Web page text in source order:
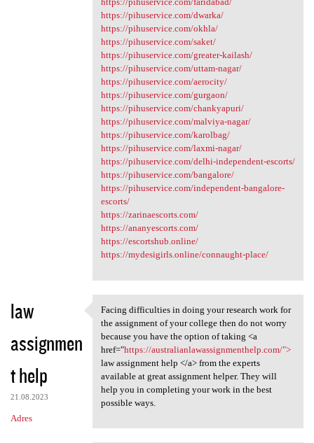
https://pihuservice.com/dwarka/
https://pihuservice.com/okhla/
https://pihuservice.com/saket/
https://pihuservice.com/greater-kailash/
https://pihuservice.com/uttam-nagar/
https://pihuservice.com/aerocity/
https://pihuservice.com/gurgaon/
https://pihuservice.com/chankyapuri/
https://pihuservice.com/malviya-nagar/
https://pihuservice.com/karolbag/
https://pihuservice.com/laxmi-nagar/
https://pihuservice.com/delhi-independent-escorts/
https://pihuservice.com/bangalore/
https://pihuservice.com/independent-bangalore-
escorts/
https://zarinaescorts.com/
https://ananyescorts.com/
https://escortshub.online/
https://mydesigirls.online/connaught-place/
law
assignmen
t help
21.08.2023
Adres
Facing difficulties in doing
Facing difficulties in doing your research work for
the assignment of your college then do not worry
because you have the option of taking <a
href="https://australianlawassignmenthelp.com/">
law assignment help </a> from the experts
available at great assignment helper. They will
help you in completing your work in the best
possible ways.